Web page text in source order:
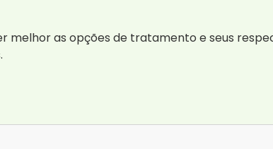
as opções de tratamento e seus